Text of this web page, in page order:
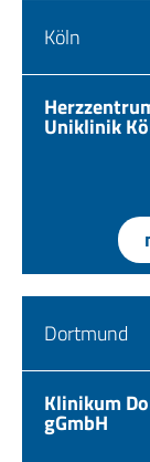
Köln
Uniklinik
Dortmund
Klinikum
gGmbH